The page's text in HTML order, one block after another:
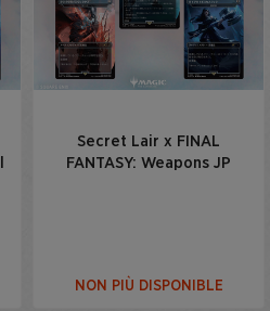
Secret Lair x FINAL
FANTASY: Weapons JP
NON PIÙ DISPONIBLE